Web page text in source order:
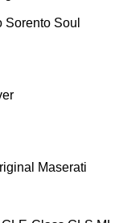
Sorento Soul
Maserati